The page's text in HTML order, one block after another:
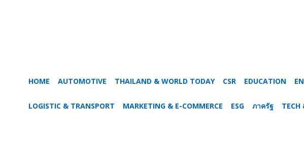
HOME AUTOMOTIVE THAILAND & WORLD TODAY CSR EDUCATION
LOGISTIC & TRANSPORT MARKETING & E-COMMERCE ESG ภาครัฐ TECH